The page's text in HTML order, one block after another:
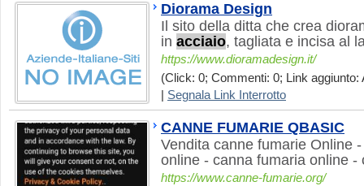
Diorama Design
Il sito della ditta che crea
in acciaio, tagliata e incisa al
https://www.dioramadesign.it/
(Click: 0; Commenti: 0; Link aggiunto:
Segnala Link Interrotto
CANNE FUMARIE QBASIC
Vendita canne fumarie Online
online - canna fumaria online -
https://www.canne-fumarie.org/